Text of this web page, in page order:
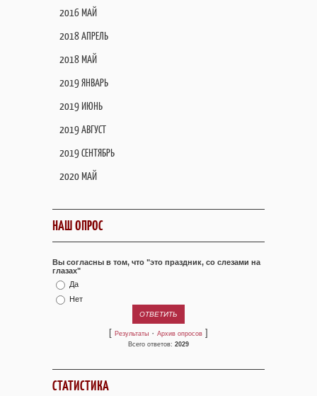
2016 МАЙ
2018 АПРЕЛЬ
2018 МАЙ
2019 ЯНВАРЬ
2019 ИЮНЬ
2019 АВГУСТ
2019 СЕНТЯБРЬ
2020 МАЙ
НАШ ОПРОС
Вы согласны в том, что "это праздник, со слезами на
глазах"
Да
Нет
[ Результаты · Архив опросов ]
Всего ответов: 2029
СТАТИСТИКА